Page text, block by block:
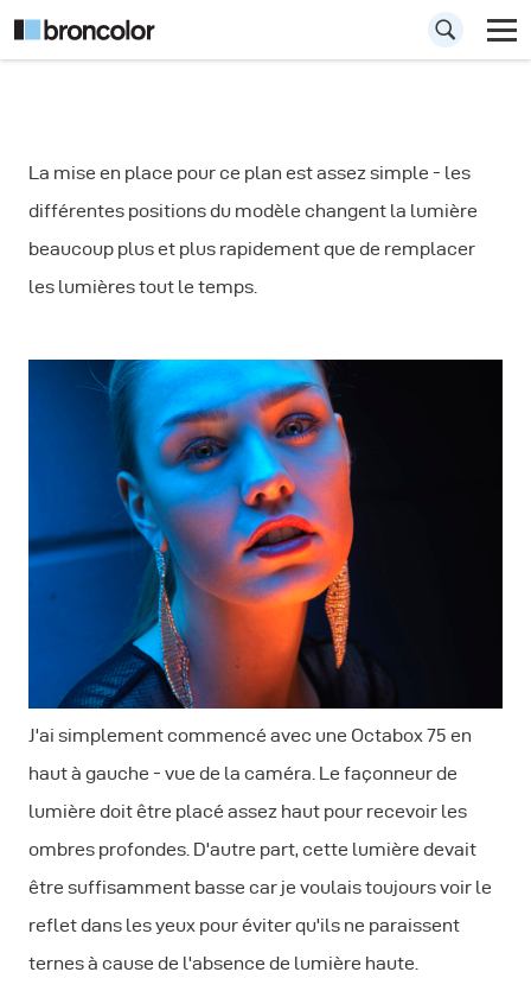
des portraits à
l'aide de gels et de
filtres
La mise en place pour ce plan est assez simple - les
différentes positions du modèle changent la lumière
beaucoup plus et plus rapidement que de remplacer
les lumières tout le temps.
J'ai simplement commencé avec une Octabox 75 en
haut à gauche - vue de la caméra. Le façonneur de
lumière doit être placé assez haut pour recevoir les
ombres profondes. D'autre part, cette lumière devait
être suffisamment basse car je voulais toujours voir le
reflet dans les yeux pour éviter qu'ils ne paraissent
ternes à cause de l'absence de lumière haute.